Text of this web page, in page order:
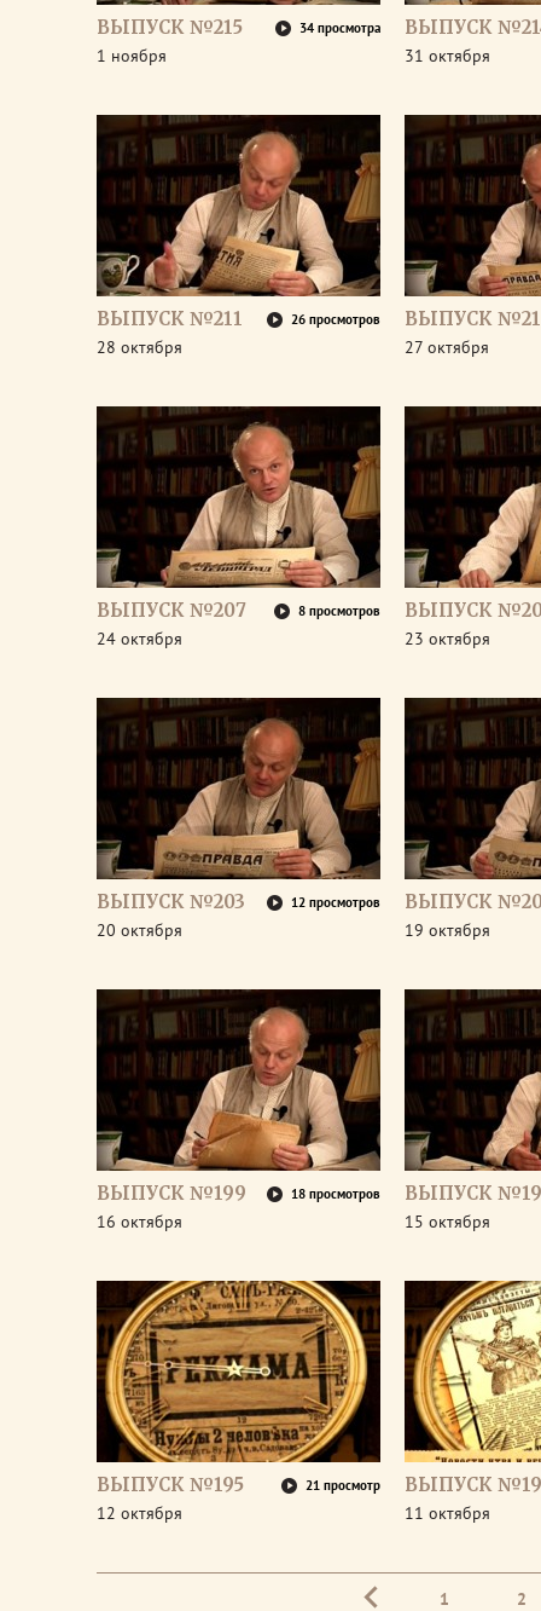
ВЫПУСК №215 34 просмотра
1 ноября
ВЫПУСК
31 октября
ВЫПУСК №211 26 просмотров
28 октября
ВЫПУСК
27 октября
ВЫПУСК №207 8 просмотров
24 октября
ВЫПУСК
23 октября
ВЫПУСК №203 12 просмотров
20 октября
ВЫПУСК
19 октября
ВЫПУСК №199 18 просмотров
16 октября
ВЫПУСК
15 октября
ВЫПУСК №195 21 просмотр
12 октября
ВЫПУСК
11 октября
1 2